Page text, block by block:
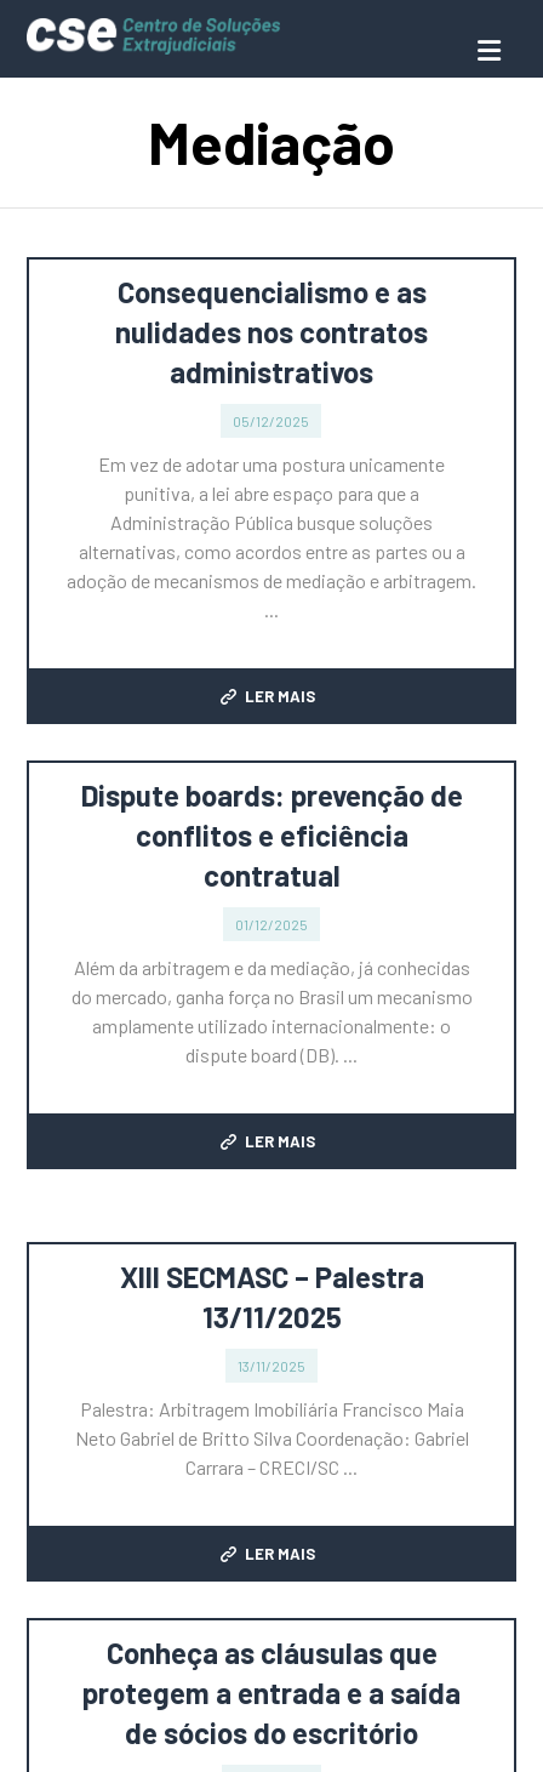
Mediação
Consequencialismo e as
nulidades nos contratos
administrativos
05/12/2025
Em vez de adotar uma postura unicamente
punitiva, a lei abre espaço para que a
Administração Pública busque soluções
alternativas, como acordos entre as partes ou a
adoção de mecanismos de mediação e arbitragem.
...
LER MAIS
Dispute boards: prevenção de
conflitos e eficiência
contratual
01/12/2025
Além da arbitragem e da mediação, já conhecidas
do mercado, ganha força no Brasil um mecanismo
amplamente utilizado internacionalmente: o
dispute board (DB). ...
LER MAIS
XIII SECMASC – Palestra
13/11/2025
13/11/2025
Palestra: Arbitragem Imobiliária Francisco Maia
Neto Gabriel de Britto Silva Coordenação: Gabriel
Carrara – CRECI/SC ...
LER MAIS
Conheça as cláusulas que
protegem a entrada e a saída
de sócios do escritório